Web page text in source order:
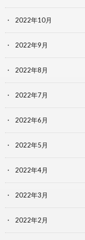
2022年10月
2022年9月
2022年8月
2022年7月
2022年6月
2022年5月
2022年4月
2022年3月
2022年2月